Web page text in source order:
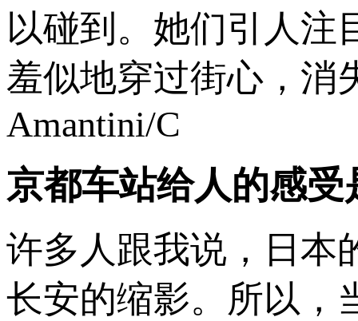
以碰到。她们引人注
羞似地穿过街心，消
Amantini/C
京都车站给人的感
许多人跟我说，日本
长安的缩影。所以，